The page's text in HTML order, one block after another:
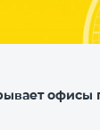
офисы